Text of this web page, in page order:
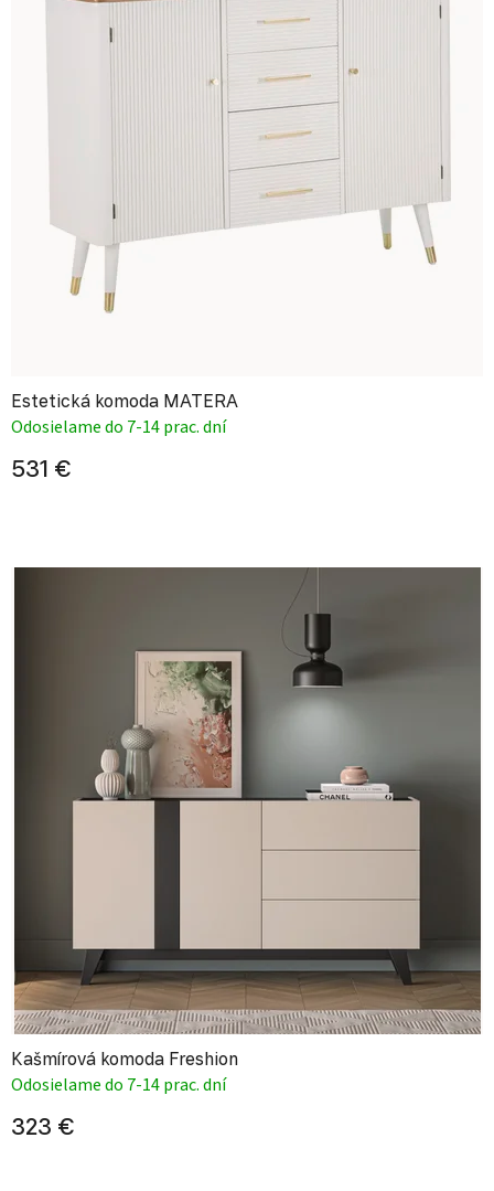
Estetická komoda MATERA
Odosielame do 7-14 prac. dní
531 €
Kašmírová komoda Freshion
Odosielame do 7-14 prac. dní
323 €